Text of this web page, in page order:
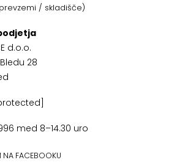
/ skladišče)
d.o.o.
28
med 8–14.30 uro
NA FACEBOOKU